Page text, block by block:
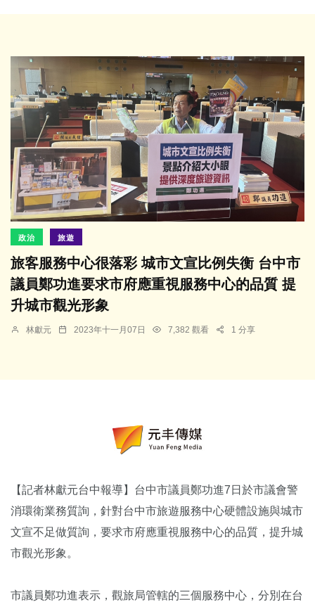
政治 旅遊
旅客服務中心很落彩 城市文宣比例失衡 台中市
議員鄭功進要求市府應重視服務中心的品質 提
升城市觀光形象
林獻元 2023年十一月07日 7,382 觀看 1 分享
【記者林獻元台中報導】台中市議員鄭功進7日於市議會警
消環衛業務質詢，針對台中市旅遊服務中心硬體設施與城市
文宣不足做質詢，要求市府應重視服務中心的品質，提升城
市觀光形象。
市議員鄭功進表示，觀旅局管轄的三個服務中心，分別在台